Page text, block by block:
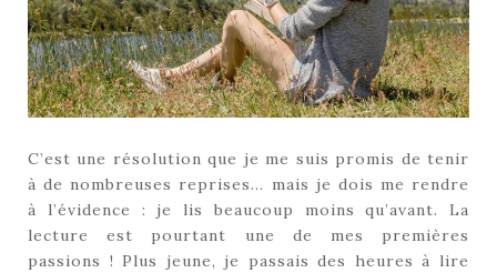
C’est une résolution que je me suis promis de tenir
à de nombreuses reprises… mais je dois me rendre
à l’évidence : je lis beaucoup moins qu’avant. La
lecture est pourtant une de mes premières
passions ! Plus jeune, je passais des heures à lire